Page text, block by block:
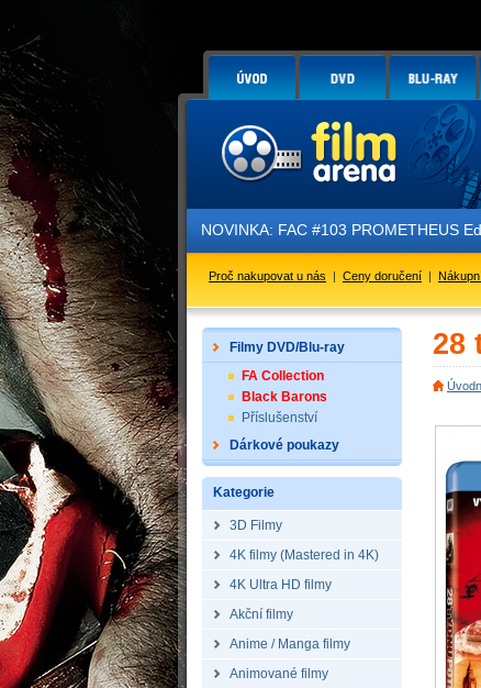
NOVINKA: FAC #103 PROMETHEUS
Proč nakupovat u nás | Ceny doručení |
Filmy DVD/Blu-ray
FA Collection
Black Barons
Příslušenství
Dárkové poukazy
Kategorie
3D Filmy
4K filmy (Mastered in 4K)
4K Ultra HD filmy
Akční filmy
Anime / Manga filmy
Animované filmy
28